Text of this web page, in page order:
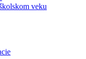
veku